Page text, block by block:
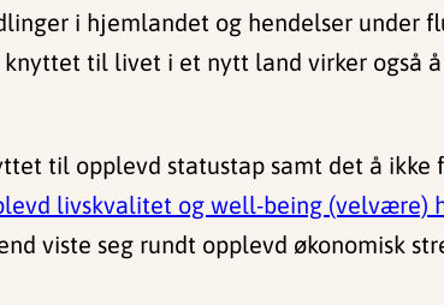
i hjemlandet og hendelser under
til livet i et nytt land virker også
til opplevd statustap samt det å ikke
livskvalitet og well-being (velvære)
viste seg rundt opplevd økonomisk